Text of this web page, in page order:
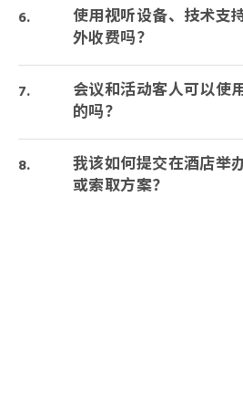
使用视听设备、技术支
外收费吗？
会议和活动客人可以使
的吗？
我该如何提交在酒店举
或索取方案？